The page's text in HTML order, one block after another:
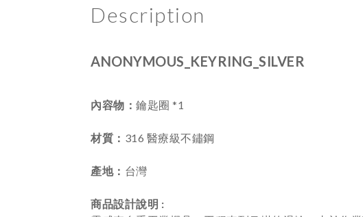
Description
ANONYMOUS_KEYRING_SILVER
內容物 ： 鑰匙圈 *1
材質 ： 316 醫療級不鏽鋼
產地： 台灣
商品設計說明 :